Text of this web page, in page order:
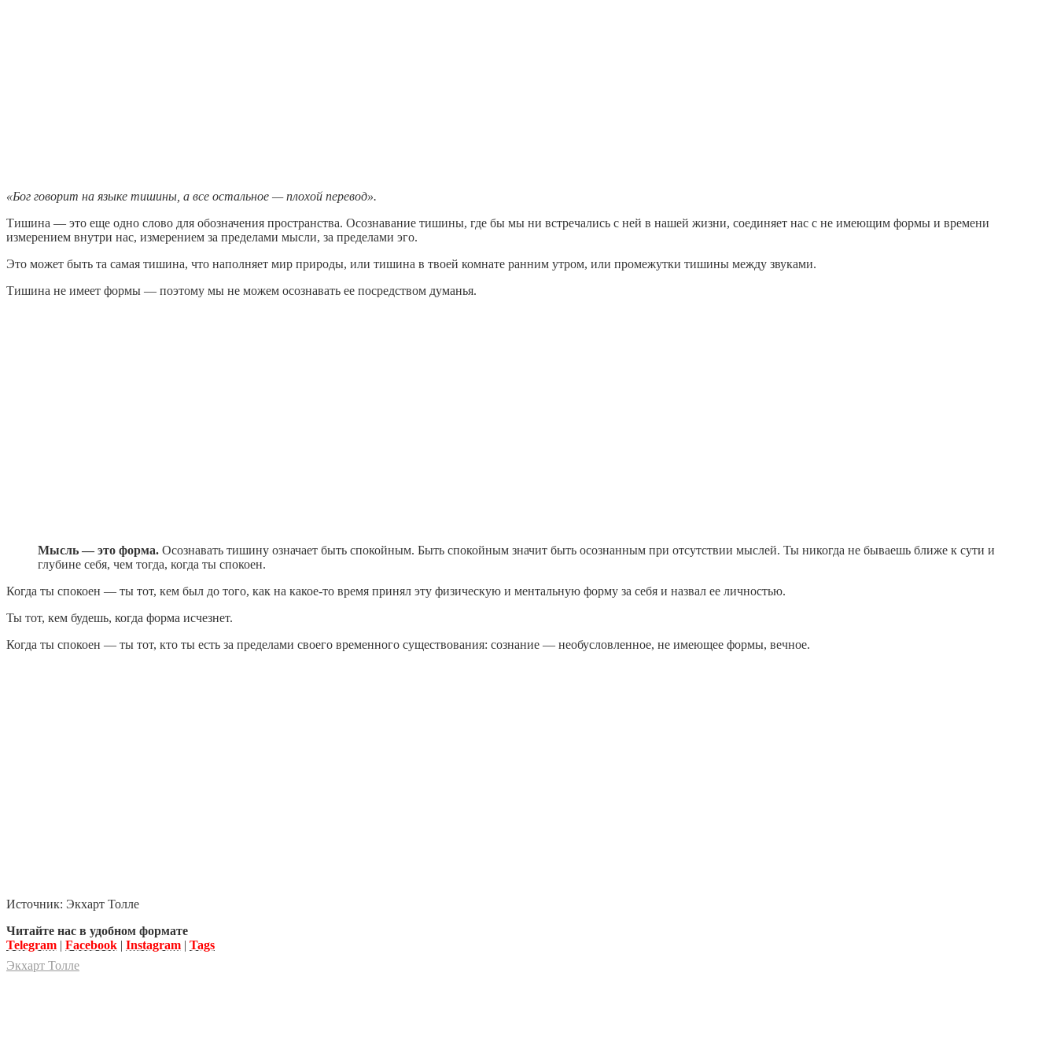
«Бог говорит на языке тишины, а все остальное — плохой перевод».
Тишина — это еще одно слово для обозначения пространства. Осознавание тишины, где бы мы ни встречались с ней в нашей жизни, соединяет нас с не имеющим формы и времени
измерением внутри нас, измерением за пределами мысли, за пределами эго.
Это может быть та самая тишина, что наполняет мир природы, или тишина в твоей комнате ранним утром, или промежутки тишины между звуками.
Тишина не имеет формы — поэтому мы не можем осознавать ее посредством думанья.
Мысль — это форма. Осознавать тишину означает быть спокойным. Быть спокойным значит быть осознанным при отсутствии мыслей. Ты никогда не бываешь ближе к сути и
глубине себя, чем тогда, когда ты спокоен.
Когда ты спокоен — ты тот, кем был до того, как на какое-то время принял эту физическую и ментальную форму за себя и назвал ее личностью.
Ты тот, кем будешь, когда форма исчезнет.
Когда ты спокоен — ты тот, кто ты есть за пределами своего временного существования: сознание — необусловленное, не имеющее формы, вечное.
Источник: Экхарт Толле
Читайте нас в удобном формате
Telegram | Facebook | Instagram | Tags
Экхарт Толле